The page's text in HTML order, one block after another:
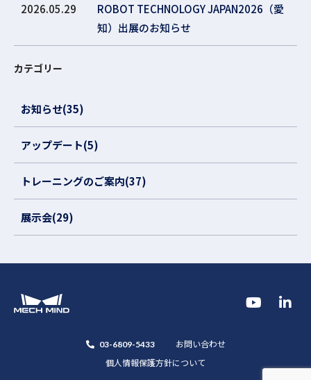
2026.05.29
ROBOT TECHNOLOGY JAPAN2026（愛
知）出展のお知らせ
カテゴリー
お知らせ(35)
アップデート(5)
トレーニングのご案内(37)
展示会(29)
03-6809-5433
お問い合わせ
個人情報保護方針について